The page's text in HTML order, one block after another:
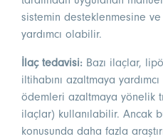
sistemin desteklenmesine ve
yardımcı olabilir.
İlaç tedavisi: Bazı ilaçlar,
iltihabını azaltmaya
ödemleri azaltmaya yönelik
ilaçlar) kullanılabilir. Ancak
konusunda daha fazla